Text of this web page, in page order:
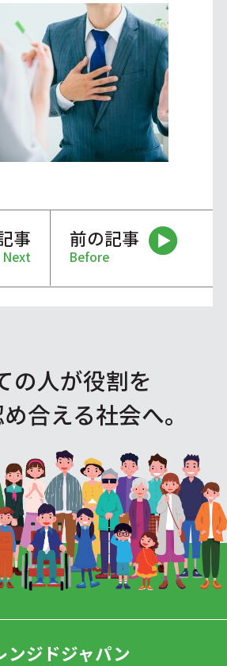
事
Next
前の記事
Before
の人が役割を
合える社会へ。
ンジドジャパン